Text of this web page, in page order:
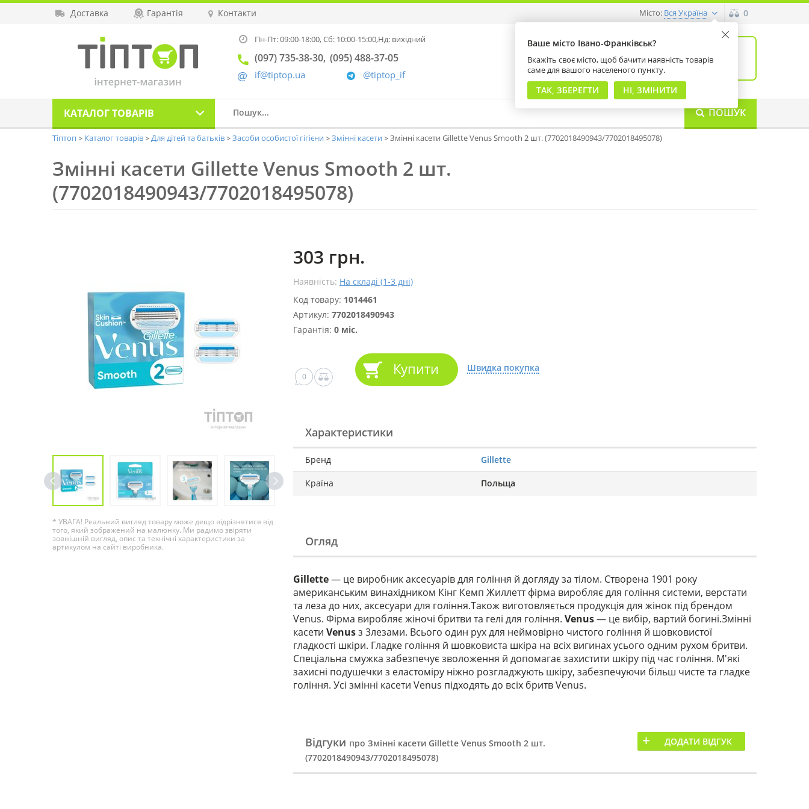
Доставка Гарантія Контакти
Ваше місто Івано-Франківськ?
Вкажіть своє місто, щоб бачити наявність товарів
саме для вашого населеного пункту.
ТАК, ЗБЕРЕГТИ НІ, ЗМІНИТИ
Місто: Вся Україна 0
Пн-Пт: 09:00-18:00,Сб: 10:00-15:00,Нд: вихідний
(097) 735-38-30 (095) 488-37-05
@tiptop_if
if@tiptop.ua
0
на суму 0 грн
КАТАЛОГТОВАРІВ ПОШУК
Тіптоп Каталог товарів Для дітей та батьків Засоби особистої гігієни Змінні касети Змінні касети Gillette Venus Smooth 2 шт. (7702018490943/7702018495078)
Змінні касети Gillette Venus Smooth 2 шт.
(7702018490943/7702018495078)
* УВАГА! Реальний вигляд товару може дещо відрізнятися від
того, який зображений на малюнку. Ми радимо звіряти
зовнішній вигляд, опис та технічні характеристики за
артикулом на сайті виробника.
303 грн.
Наявність: На складі (1-3 дні)
Код товару: 1014461
Артикул: 7702018490943
Гарантія: 0 міс.
0 Купити Швидка покупка
Характеристики
Бренд Gillette
Країна Польща
Огляд
Gillette— це виробник аксесуарів для гоління й догляду за тілом. Створена 1901 року
американським винахідником Кінг Кемп Жиллетт фірма виробляє для гоління системи, верстати
та леза до них, аксесуари для гоління.Також виготовляється продукція для жінок під брендом
Venus. Фірма виробляє жіночі бритви та гелі для гоління. Venus— це вибір, вартий богині.Змінні
касети Venusз 3лезами. Всього один рух для неймовірно чистого гоління й шовковистої
гладкості шкіри. Гладке гоління й шовковиста шкіра на всіх вигинах усього одним рухом бритви.
Спеціальна смужка забезпечує зволоження й допомагає захистити шкіру під час гоління. М'які
захисні подушечки з еластоміру ніжно розгладжують шкіру, забезпечуючи більш чисте та гладке
гоління. Усі змінні касети Venus підходять до всіх бритв Venus.
ДОДАТИ ВІДГУК
Відгуки про Змінні касети Gillette Venus Smooth 2 шт.
(7702018490943/7702018495078)